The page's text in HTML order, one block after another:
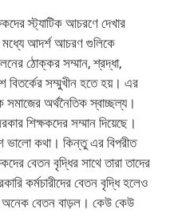
স্ট্যাটিক আচরণে দেখার
মধ্যে আদর্শ আচরণ গুলিকে
ঠোক্কর সম্মান, শ্রদ্ধা,
বিতর্কের সম্মুখীন হতে হয়। এর
সমাজের অর্থনৈতিক স্বাচ্ছল্য।
শিক্ষকদের সম্মান দিয়েছে।
ভালো কথা। কিন্তু এর বিপরীত
বেতন বৃদ্ধির সাথে তারা তাদের
কর্মচারীদের বেতন বৃদ্ধি হলেও
অনেক বেতন বাড়ল। কেউ কেউ